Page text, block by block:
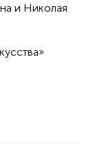
и Николая